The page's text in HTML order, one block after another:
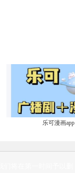
乐可漫画app